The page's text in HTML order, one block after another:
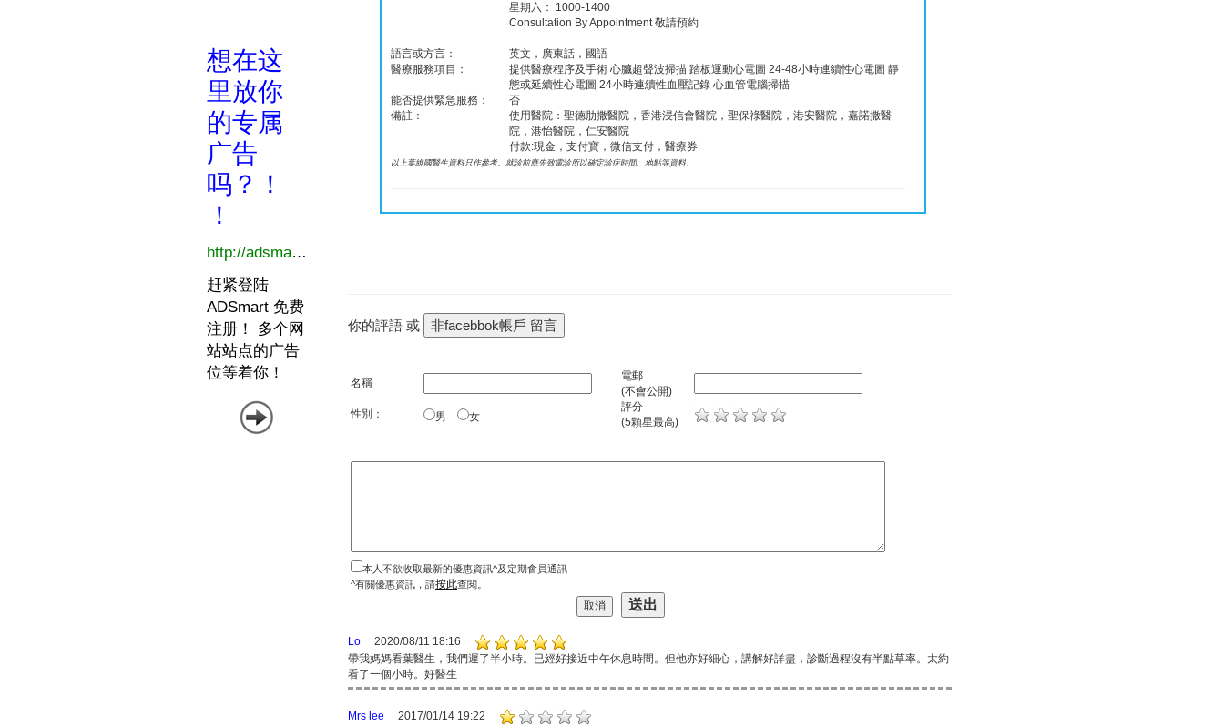
星期六： 1000-1400
Consultation By Appointment 敬請預約
語言或方言：
英文，廣東話，國語
醫療服務項目：
提供醫療程序及手術 心臟超聲波掃描 踏板運動心電圖 24-48小時連續性心電圖 靜
態或延續性心電圖 24小時連續性血壓記錄 心血管電腦掃描
能否提供緊急服務：
否
備註：
使用醫院：聖德肋撒醫院，香港浸信會醫院，聖保祿醫院，港安醫院，嘉諾撒醫
院，港怡醫院，仁安醫院
付款:現金，支付寶，微信支付，醫療券
以上葉維國醫生資料只作參考。就診前應先致電診所以確定診症時間、地點等資料。
你的評語 或
名稱
電郵
(不會公開)
性別：
男 女
評分
(5顆星最高)
本人不欲收取最新的優惠資訊^及定期會員通訊
^有關優惠資訊，請按此查閱。
Lo
2020/08/11 18:16
帶我媽媽看葉醫生，我們遲了半小時。已經好接近中午休息時間。但他亦好細心，講解好詳盡，診斷過程沒有半點草率。太約
看了一個小時。好醫生
Mrs lee
2017/01/14 19:22